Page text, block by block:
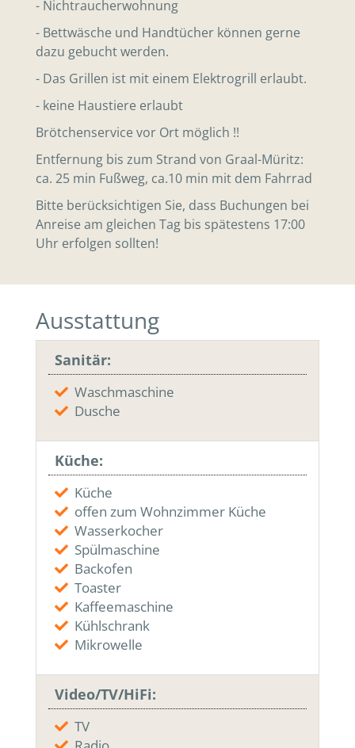
- Nichtraucherwohnung
- Bettwäsche und Handtücher können gerne
dazu gebucht werden.
- Das Grillen ist mit einem Elektrogrill erlaubt.
- keine Haustiere erlaubt
Brötchenservice vor Ort möglich !!
Entfernung bis zum Strand von Graal-Müritz:
ca. 25 min Fußweg, ca.10 min mit dem Fahrrad
Bitte berücksichtigen Sie, dass Buchungen bei
Anreise am gleichen Tag bis spätestens 17:00
Uhr erfolgen sollten!
Ausstattung
Sanitär:
Waschmaschine
Dusche
Küche:
Küche
offen zum Wohnzimmer Küche
Wasserkocher
Spülmaschine
Backofen
Toaster
Kaffeemaschine
Kühlschrank
Mikrowelle
Video/TV/HiFi:
TV